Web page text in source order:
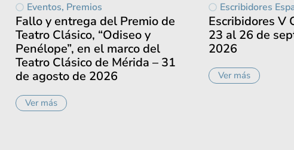
Eventos, Premios
Fallo y entrega del Premio de
Teatro Clásico, “Odiseo y
Penélope”, en el marco del
Teatro Clásico de Mérida – 31
de agosto de 2026
Ver más
Escribidores
Escribidores V
23 al 26 de
2026
Ver más